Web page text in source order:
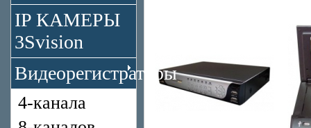
IP КАМЕРЫ
3Svision
Видеорегистраторы
4-канала